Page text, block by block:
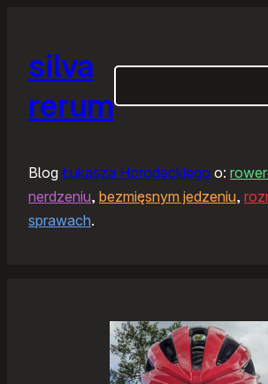
silva
rerum
Blog Łukasza Horodeckiego o:
nerdzeniu, bezmięsnym jedzeniu,
sprawach.